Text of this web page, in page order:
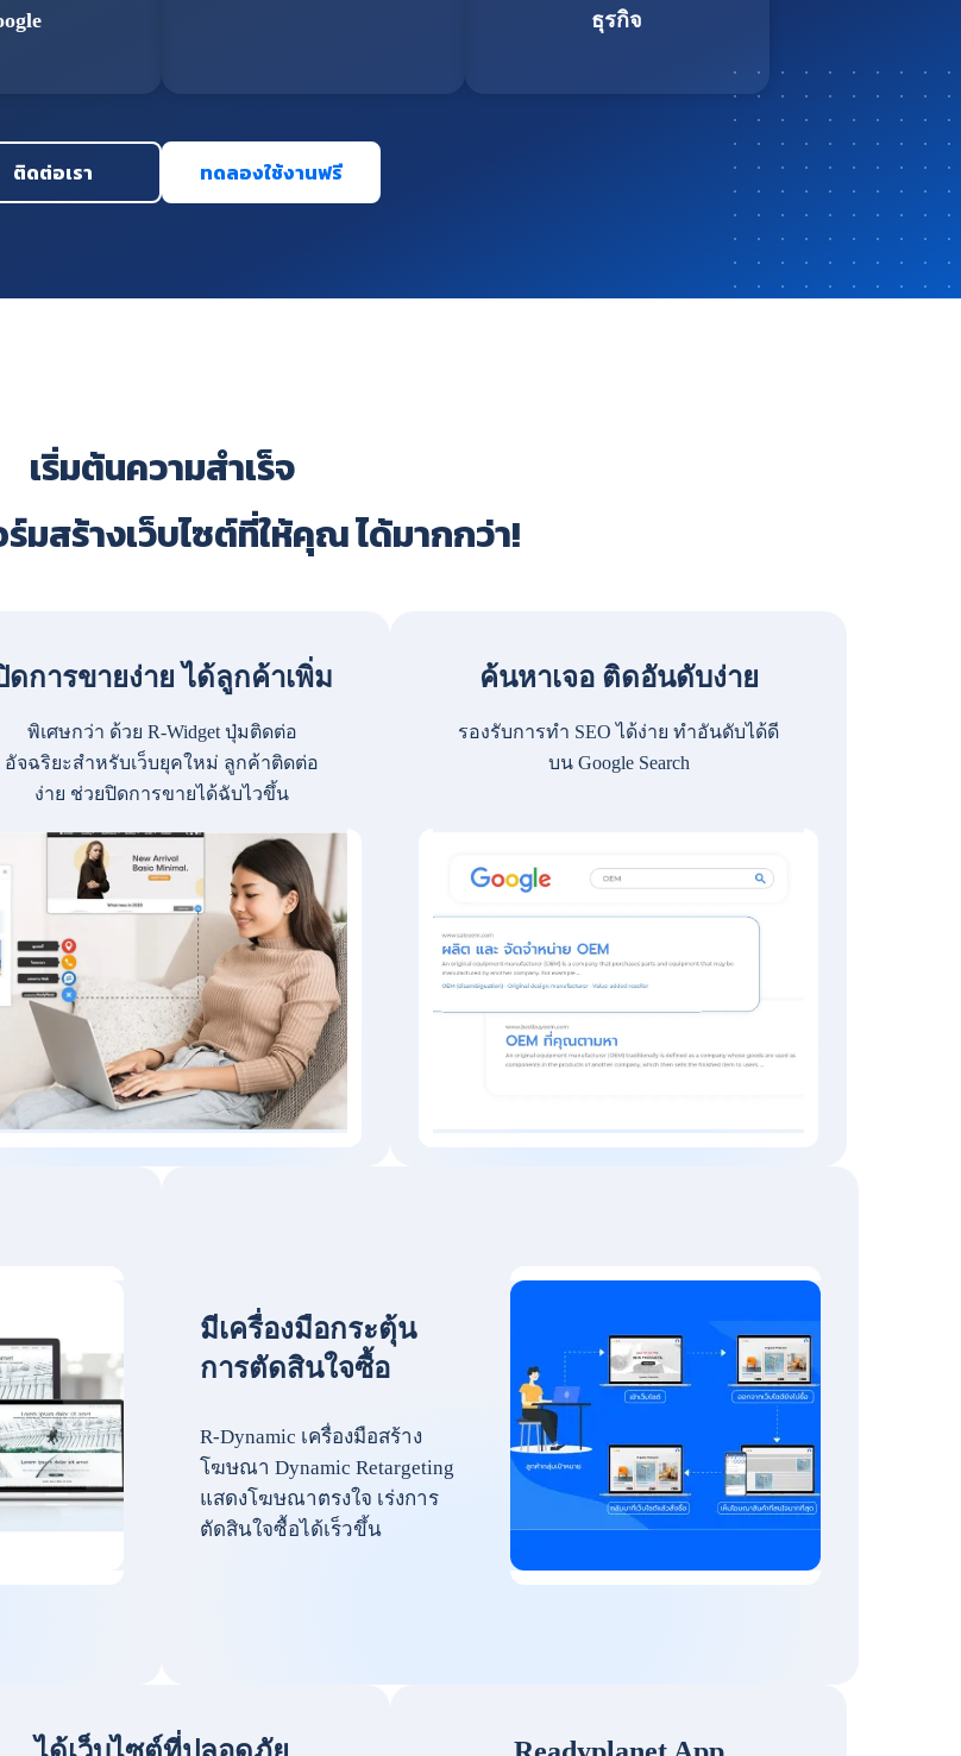
ธุรกิจ
ติดต่อเรา ทดลองใช้งานฟรี
เริ่มต้นความสำเร็จ
สร้างเว็บไซต์ที่ให้คุณ ได้มากกว่า!
ดการขายง่าย ได้ลูกค้าเพิ่ม
พิเศษกว่า ด้วย R-Widget ปุ่มติดต่อ
อัจฉริยะสำหรับเว็บยุคใหม่ ลูกค้าติดต่อ
ง่าย ช่วยปิดการขายได้ฉับไวขึ้น
ค้นหาเจอ ติดอันดับง่าย
รองรับการทำ SEO ได้ง่าย ทำอันดับได้ดี
บน Google Search
มีเครื่องมือกระตุ้น
การตัดสินใจซื้อ
R-Dynamic เครื่องมือสร้าง
โฆษณา Dynamic Retargeting
แสดงโฆษณาตรงใจ เร่งการ
ตัดสินใจซื้อได้เร็วขึ้น